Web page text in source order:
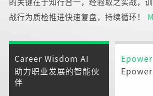
的关键在于知行合一，经验取之实战，
战行为质检推进快速复盘，持续循环！
Career Wisdom AI
助力职业发展的智能伙
伴
Epower